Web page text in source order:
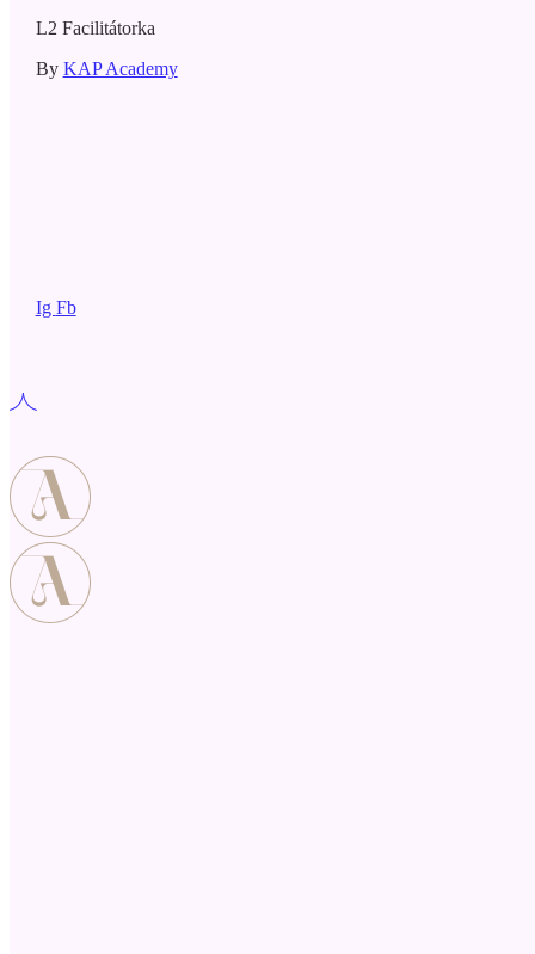
L2 Facilitátorka
By KAP Academy
Ig Fb